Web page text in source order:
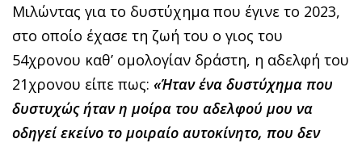
Μιλώντας για το δυστύχημα που έγινε το 2023,
στο οποίο έχασε τη ζωή του ο γιος του
54χρονου καθ’ ομολογίαν δράστη, η αδελφή του
21χρονου είπε πως: «Ήταν ένα δυστύχημα που
δυστυχώς ήταν η μοίρα του αδελφού μου να
οδηγεί εκείνο το μοιραίο αυτοκίνητο, που δεν